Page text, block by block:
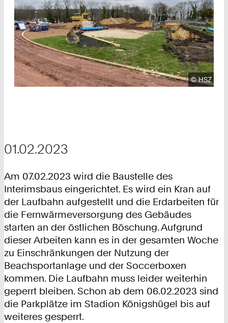
©HSZ
01.02.2023
Am 07.02.2023 wird die Baustelle des
Interimsbaus eingerichtet. Es wird ein Kran auf
der Laufbahn aufgestellt und die Erdarbeiten für
die Fernwärmeversorgung des Gebäudes
starten an der östlichen Böschung. Aufgrund
dieser Arbeiten kann es in der gesamten Woche
zu Einschränkungen der Nutzung der
Beachsportanlage und der Soccerboxen
kommen. Die Laufbahn muss leider weiterhin
geperrt bleiben. Schon ab dem 06.02.2023 sind
die Parkplätze im Stadion Königshügel bis auf
weiteres gesperrt.